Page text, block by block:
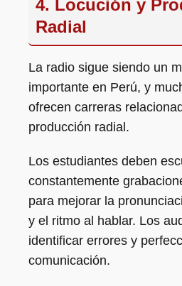
4. Locución y
Radial
La radio sigue siendo un
importante en Perú, y
ofrecen carreras
producción radial.
Los estudiantes deben
constantemente
para mejorar la
y el ritmo al hablar. Los
identificar errores y
comunicación.